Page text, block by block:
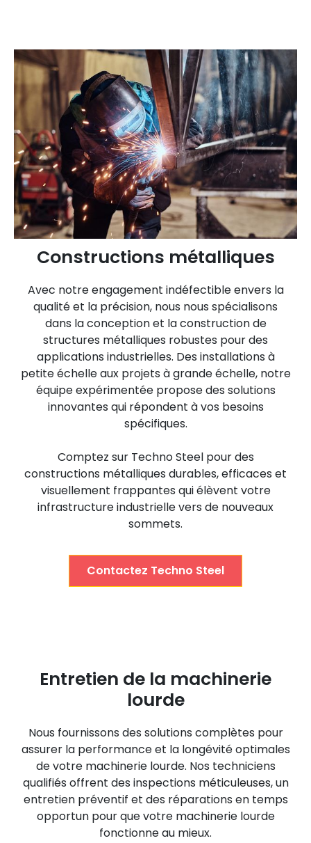
Constructions métalliques
Avec notre engagement indéfectible envers la
qualité et la précision, nous nous spécialisons
dans la conception et la construction de
structures métalliques robustes pour des
applications industrielles. Des installations à
petite échelle aux projets à grande échelle, notre
équipe expérimentée propose des solutions
innovantes qui répondent à vos besoins
spécifiques.
Comptez sur Techno Steel pour des
constructions métalliques durables, efficaces et
visuellement frappantes qui élèvent votre
infrastructure industrielle vers de nouveaux
sommets.
Contactez Techno Steel
Entretien de la machinerie
lourde
Nous fournissons des solutions complètes pour
assurer la performance et la longévité optimales
de votre machinerie lourde. Nos techniciens
qualifiés offrent des inspections méticuleuses, un
entretien préventif et des réparations en temps
opportun pour que votre machinerie lourde
fonctionne au mieux.